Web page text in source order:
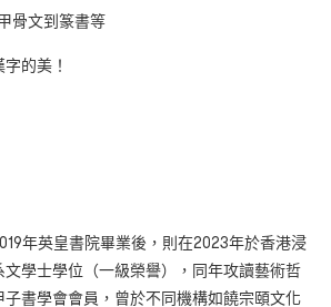
骨文到篆書等
的美！
年英皇書院畢業後，則在2023年於香港浸
學士學位（一級榮譽），同年攻讀藝術哲
書學會會員，曾於不同機構如饒宗頤文化